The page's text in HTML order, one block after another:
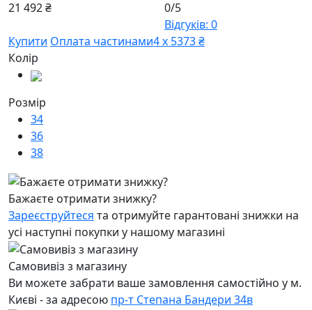
21 492 ₴
0/5
Відгуків: 0
Купити Оплата частинами4 х 5373 ₴
Колір
Розмір
34
36
38
Бажаєте отримати знижку?
Зареєструйтеся та отримуйте гарантовані знижки на
усі наступні покупки у нашому магазині
Самовивіз з магазину
Ви можете забрати ваше замовлення самостійно у м.
Києві - за адресою пр-т Степана Бандери 34в